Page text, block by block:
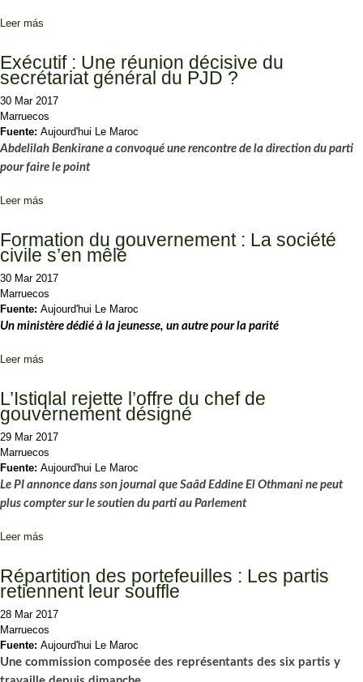
Leer más
Exécutif : Une réunion décisive du
secrétariat général du PJD ?
30 Mar 2017
Marruecos
Fuente: Aujourd'hui Le Maroc
Abdelilah Benkirane a convoqué une rencontre de la direction du parti
pour faire le point
Leer más
Formation du gouvernement : La société
civile s’en mêle
30 Mar 2017
Marruecos
Fuente: Aujourd'hui Le Maroc
Un ministère dédié à la jeunesse, un autre pour la parité
Leer más
L’Istiqlal rejette l’offre du chef de
gouvernement désigné
29 Mar 2017
Marruecos
Fuente: Aujourd'hui Le Maroc
Le PI annonce dans son journal que Saâd Eddine El Othmani ne peut
plus compter sur le soutien du parti au Parlement
Leer más
Répartition des portefeuilles : Les partis
retiennent leur souffle
28 Mar 2017
Marruecos
Fuente: Aujourd'hui Le Maroc
Une commission composée des représentants des six partis y